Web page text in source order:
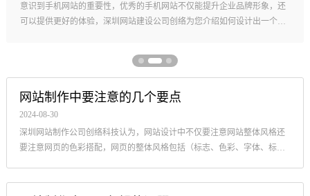
有着丰富的网页知识，了解网站设计的核心是什么，想成为一名合格的网
站设计师，一定要对这个职业有一定的了解，网页设计师是主动还是被动
网站制作中要注意的几个要点
2024-08-30
深圳网站制作公司创络科技认为，网站设计中不仅要注意网站整体风格还
要注意网页的色彩搭配，网页的整体风格包括（标志、色彩、字体、标